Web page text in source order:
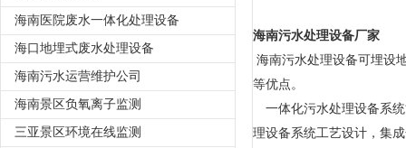
海南医院废水一体化处理设备
海口地埋式废水处理设备
海南污水运营维护公司
海南景区负氧离子监测
三亚景区环境在线监测
海南污水处理设备厂家
海南污水处理设备可埋设
等优点。
一体化污水处理设备系统
理设备系统工艺设计，集